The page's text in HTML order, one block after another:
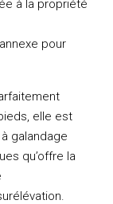
à la propriété
pour
elle est
galandage
qu’offre la